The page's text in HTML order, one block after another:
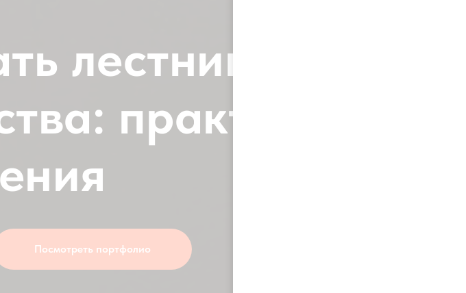
лестницу для
практичные
Посмотреть портфолио